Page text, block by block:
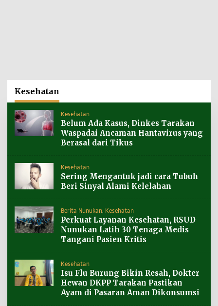
Kesehatan
Kesehatan
Belum Ada Kasus, Dinkes Tarakan
Waspadai Ancaman Hantavirus yang
Berasal dari Tikus
Kesehatan
Sering Mengantuk jadi cara Tubuh
Beri Sinyal Alami Kelelahan
Berita Nunukan Kesehatan
Perkuat Layanan Kesehatan, RSUD
Nunukan Latih 30 Tenaga Medis
Tangani Pasien Kritis
Kesehatan
Isu Flu Burung Bikin Resah, Dokter
Hewan DKPP Tarakan Pastikan
Ayam di Pasaran Aman Dikonsumsi